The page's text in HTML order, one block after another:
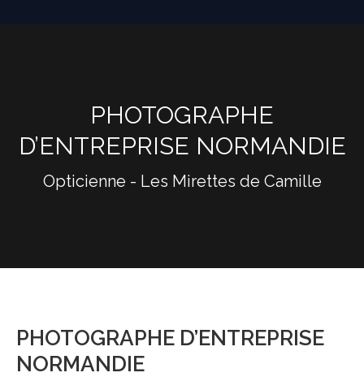
PHOTOGRAPHE
D’ENTREPRISE NORMANDIE
Opticienne - Les Mirettes de Camille
PHOTOGRAPHE D’ENTREPRISE
NORMANDIE